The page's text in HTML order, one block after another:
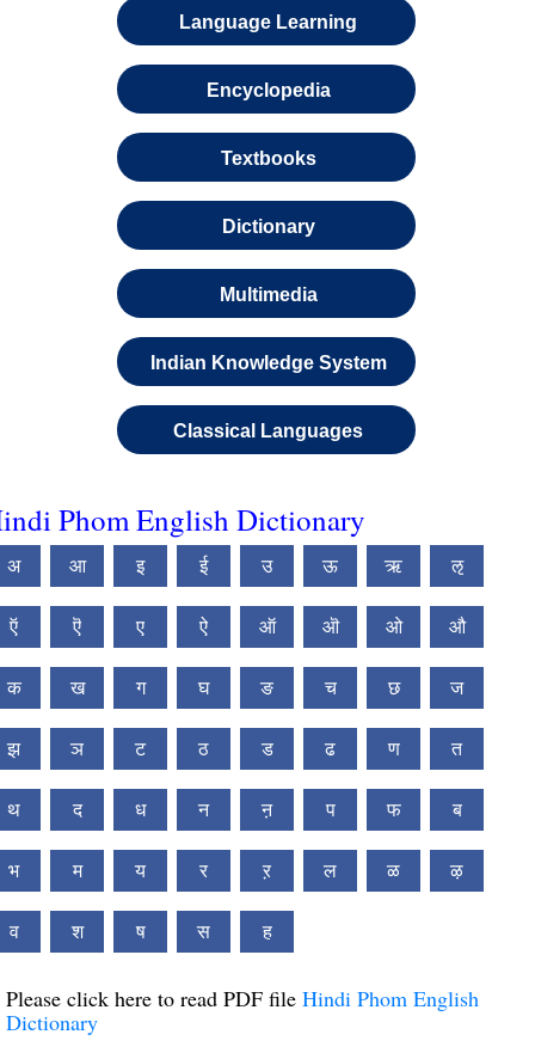
Language Learning
Encyclopedia
Textbooks
Dictionary
Multimedia
Indian Knowledge System
Classical Languages
Phom English Dictionary
अ आ इ ई उ ऊ ऋ ऌ
ऍ ऎ ए ऐ ऑ ऒ ओ औ
क ख ग घ ङ च छ ज
झ ञ ट ठ ड ढ ण त
थ द ध न ऩ प फ ब
भ म य र ऱ ल ळ ऴ
व श ष स ह
Please click here to read PDF file Hindi Phom English
Dictionary